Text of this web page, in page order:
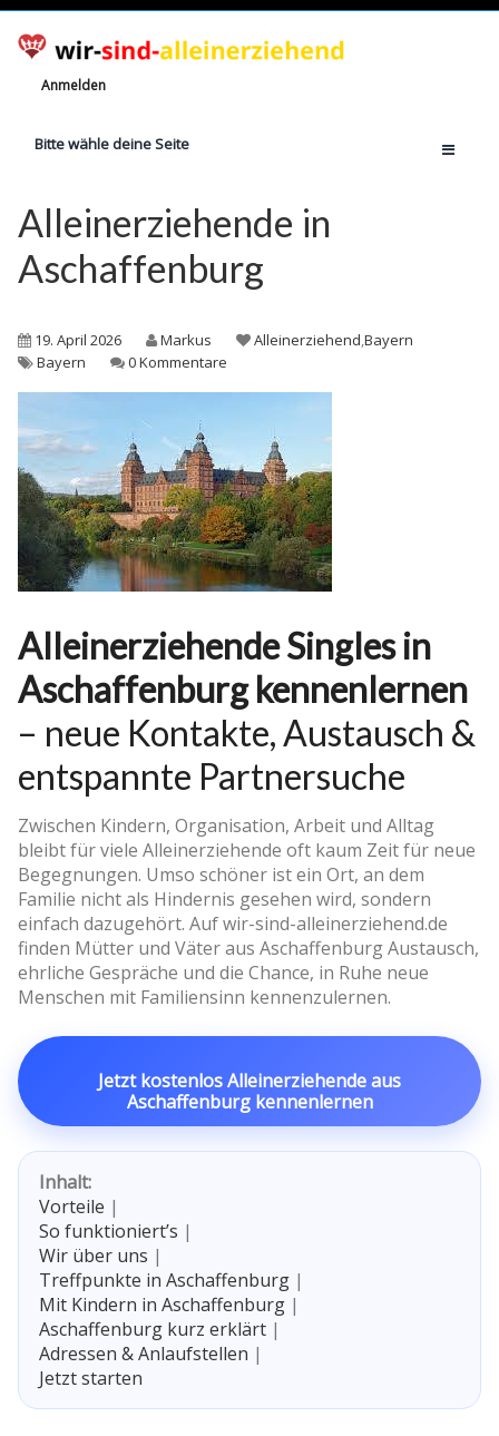
Anmelden
Bitte wähle deine Seite
Jetzt registrieren!
Ratgeber
Finanzielle Hilfe
Witze
Wissen
Rechte
Alleinerziehende in
Aschaffenburg
19. April 2026 Markus Alleinerziehend,Bayern
Bayern
0 Kommentare
Alleinerziehende Singles in
Aschaffenburg kennenlernen
– neue Kontakte, Austausch &
entspannte Partnersuche
Zwischen Kindern, Organisation, Arbeit und Alltag
bleibt für viele Alleinerziehende oft kaum Zeit für neue
Begegnungen. Umso schöner ist ein Ort, an dem
Familie nicht als Hindernis gesehen wird, sondern
einfach dazugehört. Auf wir-sind-alleinerziehend.de
finden Mütter und Väter aus Aschaffenburg Austausch,
ehrliche Gespräche und die Chance, in Ruhe neue
Menschen mit Familiensinn kennenzulernen.
Jetzt kostenlos Alleinerziehende aus
Aschaffenburg kennenlernen
Inhalt:
Vorteile |
So funktioniert’s |
Wir über uns |
Treffpunkte in Aschaffenburg |
Mit Kindern in Aschaffenburg |
Aschaffenburg kurz erklärt |
Adressen & Anlaufstellen |
Jetzt starten